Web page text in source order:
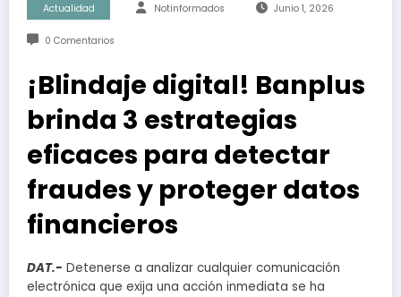
Actualidad Notinformados Junio 1, 2026
0 Comentarios
¡Blindaje digital! Banplus
brinda 3 estrategias
eficaces para detectar
fraudes y proteger datos
financieros
DAT.- Detenerse a analizar cualquier comunicación
electrónica que exija una acción inmediata se ha